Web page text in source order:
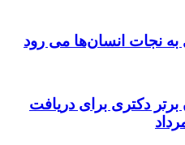
به نجات انسان‌ها می رود
دکتری‌ برای دریافت